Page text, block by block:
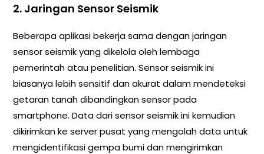
2. Jaringan Sensor Seismik
Beberapa aplikasi bekerja sama dengan jaringan
sensor seismik yang dikelola oleh lembaga
pemerintah atau penelitian. Sensor seismik ini
biasanya lebih sensitif dan akurat dalam mendeteksi
getaran tanah dibandingkan sensor pada
smartphone. Data dari sensor seismik ini kemudian
dikirimkan ke server pusat yang mengolah data untuk
mengidentifikasi gempa bumi dan mengirimkan